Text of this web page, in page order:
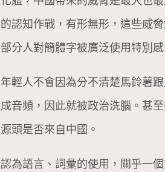
認知作戰，有形無形，這些威
分人對簡體字被廣泛使用特別感
輕人不會因為分不清楚馬鈴薯
音頻，因此就被政治洗腦。甚
頭是否來自中國。
為語言、詞彙的使用，關乎一